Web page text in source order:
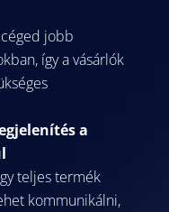
jobb
így a vásárlók
a
teljes termék
kommunikálni,